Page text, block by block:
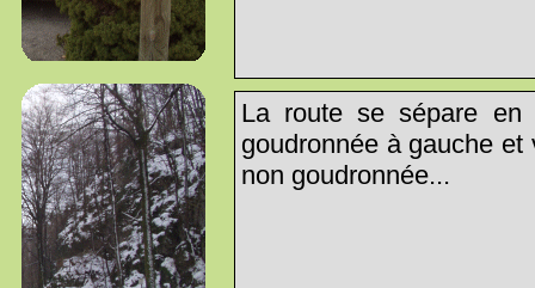
La route se sépare
goudronnée à gauche
non goudronnée...